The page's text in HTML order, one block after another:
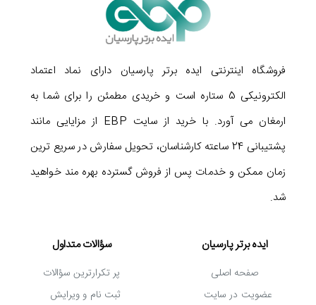
فروشگاه اینترنتی ایده برتر پارسیان دارای نماد اعتماد
الکترونیکی 5 ستاره است و خریدی مطمئن را برای شما به
ارمغان می آورد. با خرید از سایت EBP از مزایایی مانند
پشتیبانی 24 ساعته کارشناسان، تحویل سفارش در سریع ترین
زمان ممکن و خدمات پس از فروش گسترده بهره مند خواهید
شد.
ایده برتر پارسیان
صفحه اصلی
عضویت در سایت
سؤالات متداول
پر تکرارترین سؤالات
ثبت نام و ویرایش